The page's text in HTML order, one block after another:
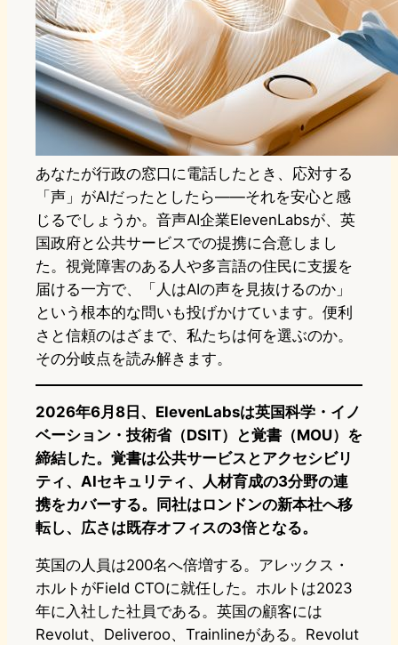
あなたが行政の窓口に電話したとき、応対する
「声」がAIだったとしたら——それを安心と感
じるでしょうか。音声AI企業ElevenLabsが、英
国政府と公共サービスでの提携に合意しまし
た。視覚障害のある人や多言語の住民に支援を
届ける一方で、「人はAIの声を見抜けるのか」
という根本的な問いも投げかけています。便利
さと信頼のはざまで、私たちは何を選ぶのか。
その分岐点を読み解きます。
2026年6月8日、ElevenLabsは英国科学・イノ
ベーション・技術省（DSIT）と覚書（MOU）を
締結した。覚書は公共サービスとアクセシビリ
ティ、AIセキュリティ、人材育成の3分野の連
携をカバーする。同社はロンドンの新本社へ移
転し、広さは既存オフィスの3倍となる。
英国の人員は200名へ倍増する。アレックス・
ホルトがField CTOに就任した。ホルトは2023
年に入社した社員である。英国の顧客には
Revolut、Deliveroo、Trainlineがある。Revolut